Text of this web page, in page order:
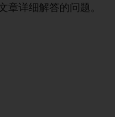
详细解答的问题。